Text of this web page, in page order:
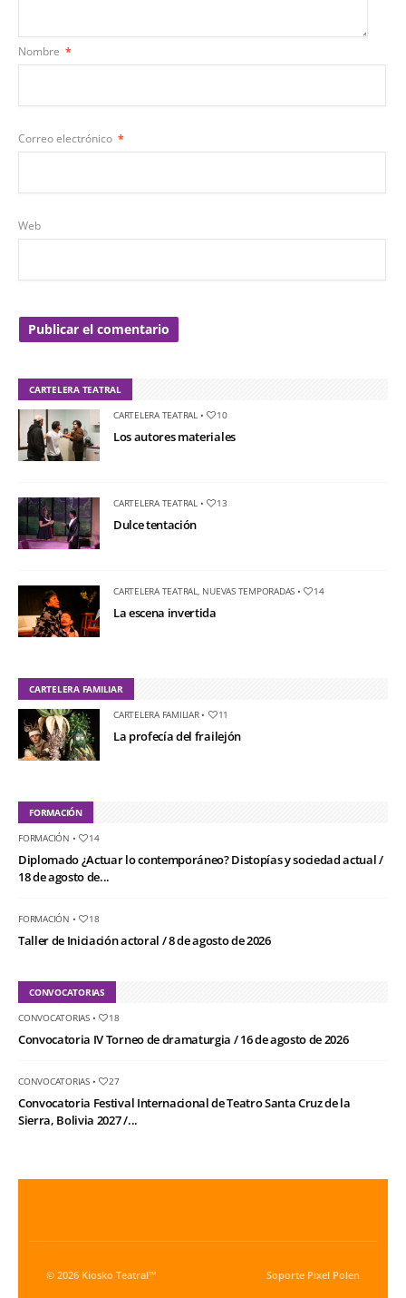
Nombre *
Correo electrónico *
Web
CARTELERA TEATRAL
CARTELERA TEATRAL• 10
Los autores materiales
CARTELERA TEATRAL• 13
Dulce tentación
CARTELERA TEATRAL, NUEVAS TEMPORADAS • 14
La escena invertida
CARTELERA FAMILIAR
CARTELERA FAMILIAR• 11
La profecía del frailejón
FORMACIÓN
FORMACIÓN • 14
Diplomado ¿Actuar lo contemporáneo? Distopías y sociedad actual /
18 de agosto de...
FORMACIÓN • 18
Taller de Iniciación actoral / 8 de agosto de 2026
CONVOCATORIAS
CONVOCATORIAS• 18
Convocatoria IV Torneo de dramaturgia / 16 de agosto de 2026
CONVOCATORIAS• 27
Convocatoria Festival Internacional de Teatro Santa Cruz de la
Sierra, Bolivia 2027 /...
© 2026 Kiosko Teatral™ Soporte Pixel Polen